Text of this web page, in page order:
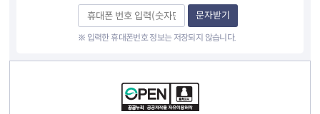
문자받기
※ 입력한 휴대폰번호 정보는 저장되지 않습니다.